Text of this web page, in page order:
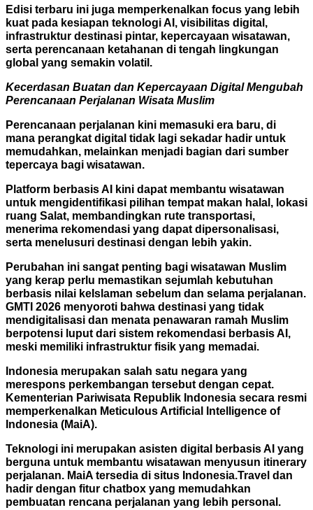
Edisi terbaru ini juga memperkenalkan focus yang lebih
kuat pada kesiapan teknologi AI, visibilitas digital,
infrastruktur destinasi pintar, kepercayaan wisatawan,
serta perencanaan ketahanan di tengah lingkungan
global yang semakin volatil.
Kecerdasan Buatan dan Kepercayaan Digital Mengubah
Perencanaan Perjalanan Wisata Muslim
Perencanaan perjalanan kini memasuki era baru, di
mana perangkat digital tidak lagi sekadar hadir untuk
memudahkan, melainkan menjadi bagian dari sumber
tepercaya bagi wisatawan.
Platform berbasis AI kini dapat membantu wisatawan
untuk mengidentifikasi pilihan tempat makan halal, lokasi
ruang Salat, membandingkan rute transportasi,
menerima rekomendasi yang dapat dipersonalisasi,
serta menelusuri destinasi dengan lebih yakin.
Perubahan ini sangat penting bagi wisatawan Muslim
yang kerap perlu memastikan sejumlah kebutuhan
berbasis nilai keIslaman sebelum dan selama perjalanan.
GMTI 2026 menyoroti bahwa destinasi yang tidak
mendigitalisasi dan menata penawaran ramah Muslim
berpotensi luput dari sistem rekomendasi berbasis AI,
meski memiliki infrastruktur fisik yang memadai.
Indonesia merupakan salah satu negara yang
merespons perkembangan tersebut dengan cepat.
Kementerian Pariwisata Republik Indonesia secara resmi
memperkenalkan Meticulous Artificial Intelligence of
Indonesia (MaiA).
Teknologi ini merupakan asisten digital berbasis AI yang
berguna untuk membantu wisatawan menyusun itinerary
perjalanan. MaiA tersedia di situs Indonesia.Travel dan
hadir dengan fitur chatbox yang memudahkan
pembuatan rencana perjalanan yang lebih personal.